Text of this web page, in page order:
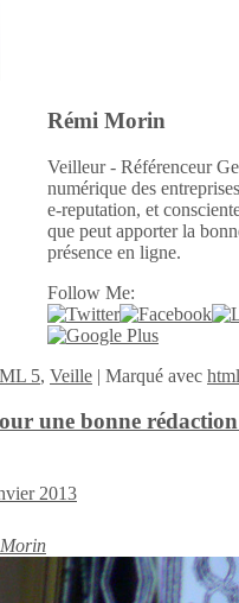
Rémi Morin
Veilleur - Référenceur
numérique des
e-reputation, et
que peut apporter la
présence en ligne.
Follow Me:
5, Veille | Marqué avec
une bonne
2013